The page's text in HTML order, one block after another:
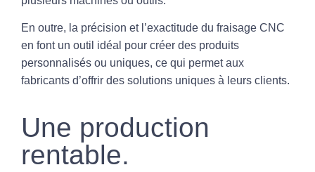
En outre, la précision et l’exactitude du fraisage CNC
en font un outil idéal pour créer des produits
personnalisés ou uniques, ce qui permet aux
fabricants d’offrir des solutions uniques à leurs clients.
Une production
rentable.